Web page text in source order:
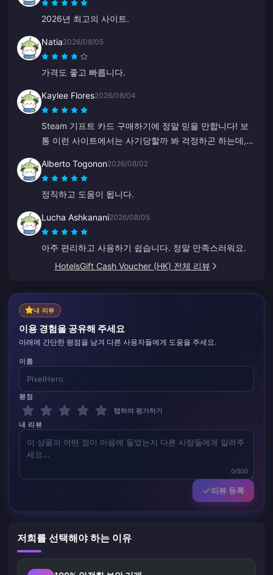
2026년 최고의 사이트.
Natia2026/08/05
가격도 좋고 빠릅니다.
Kaylee Flores2026/08/04
Steam 기프트 카드 구매하기에 정말 믿을 만합니다! 보
통 이런 사이트에서는 사기당할까 봐 걱정하곤 하는데,
천합니다.
Alberto Togonon2026/08/02
정직하고 도움이 됩니다.
Lucha Ashkanani2026/08/05
아주 편리하고 사용하기 쉽습니다. 정말 만족스러워요.
HotelsGift Cash Voucher (HK) 전체 리뷰
내 리뷰
이용 경험을 공유해 주세요
아래에 간단한 평점을 남겨 다른 사용자들에게 도움을 주세요.
이름
평점
탭하여 평가하기
내 리뷰
0/500
리뷰 등록
저희를 선택해야 하는 이유